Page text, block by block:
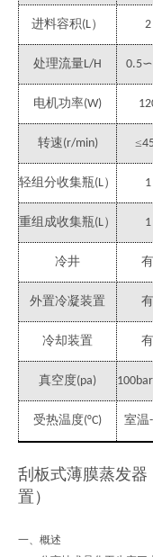
进料容积(L） 2
处理流量L/H
电机功率(W)
转速(r/min) ≤
轻组分收集瓶 (L） 1
重组成收集瓶 (L） 1
冷井 有
外置冷凝装置 有
冷却装置 有
真空度(pa) 100bar
受热温度(°C) 室温
刮板式薄膜蒸发
置）
一、概述